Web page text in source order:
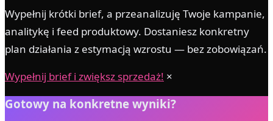
Wypełnij krótki brief, a przeanalizuję Twoje kampanie,
analitykę i feed produktowy. Dostaniesz konkretny
plan działania z estymacją wzrostu — bez zobowiązań.
Wypełnij brief i zwiększ sprzedaż! ×
Gotowy na konkretne wyniki?